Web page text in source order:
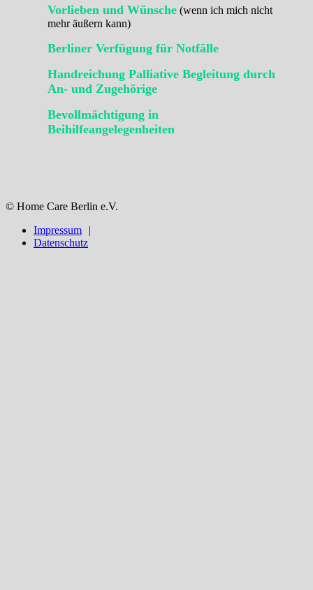
Vorlieben und Wünsche (wenn ich mich nicht
mehr äußern kann)
Berliner Verfügung für Notfälle
Handreichung Palliative Begleitung durch
An- und Zugehörige
Bevollmächtigung in
Beihilfeangelegenheiten
© Home Care Berlin e.V.
Impressum
Datenschutz